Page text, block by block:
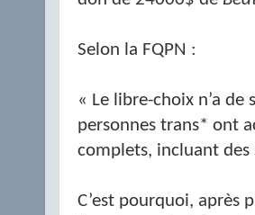
Selon la FQPN :
« Le libre-choix n’a de
personnes trans* ont
complets, incluant des
C’est pourquoi, après